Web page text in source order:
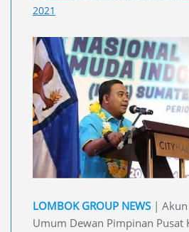
2021
LOMBOK GROUP NEWS |
Umum Dewan Pimpinan Pusat